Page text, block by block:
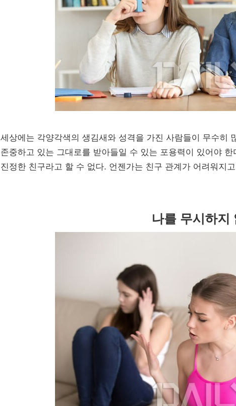
세상에는 각양각색의 생김새와 성격을 가진 사람들이 무수히
존중하고 있는 그대로를 받아들일 수 있는 포용력이 있어야
진정한 친구라고 할 수 없다. 언젠가는 친구 관계가 어려워지
나를 무시하지